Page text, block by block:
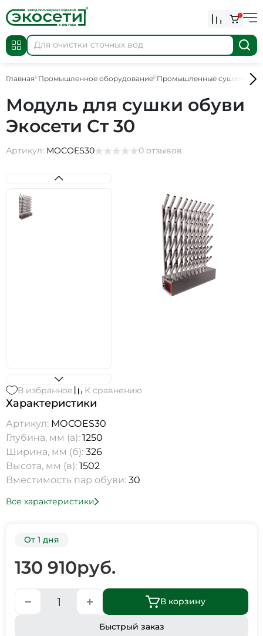
0
Главная Промышленное оборудование Промышленные сушилки
Модуль для сушки обуви
Экосети Ст 30
Артикул: МОСОES30 0 отзывов
В избранное К сравнению
Характеристики
Артикул: МОСОES30
Глубина, мм (а): 1250
Ширина, мм (б): 326
Высота, мм (в): 1502
Вместимость пар обуви: 30
Все характеристики
От 1 дня
130 910руб.
В корзину
Быстрый заказ